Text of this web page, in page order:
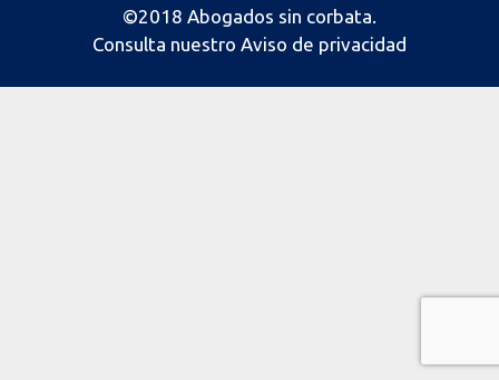
©2018 Abogados sin corbata.
Consulta nuestro Aviso de privacidad